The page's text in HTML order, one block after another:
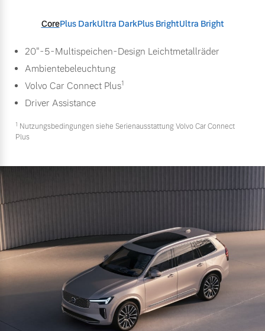
CorePlus DarkUltra DarkPlus BrightUltra Bright
20"-5-Multispeichen-Design Leichtmetallräder
Ambientebeleuchtung
Volvo Car Connect Plus1
Driver Assistance
1 Nutzungsbedingungen siehe Serienausstattung Volvo Car Connect
Plus